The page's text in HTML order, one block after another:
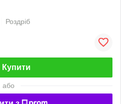
Роздріб
Купити
або